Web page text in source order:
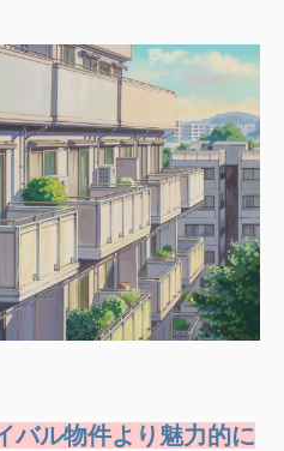
バル物件より魅力的に